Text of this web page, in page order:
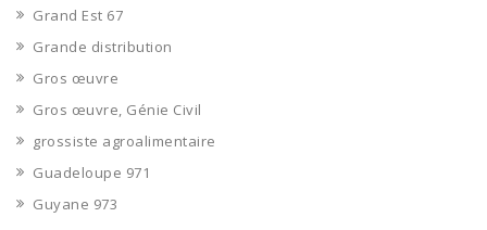
Grand Est 67
Grande distribution
Gros œuvre
Gros œuvre, Génie Civil
grossiste agroalimentaire
Guadeloupe 971
Guyane 973